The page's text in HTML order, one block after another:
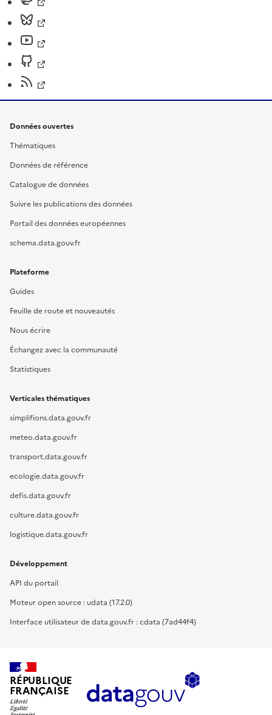
Données ouvertes
Thématiques
Données de référence
Catalogue de données
Suivre les publications des données
Portail des données européennes
schema.data.gouv.fr
Plateforme
Guides
Feuille de route et nouveautés
Nous écrire
Échangez avec la communauté
Statistiques
Verticales thématiques
simplifions.data.gouv.fr
meteo.data.gouv.fr
transport.data.gouv.fr
ecologie.data.gouv.fr
defis.data.gouv.fr
culture.data.gouv.fr
logistique.data.gouv.fr
Développement
API du portail
Moteur open source : udata (17.2.0)
Interface utilisateur de data.gouv.fr : cdata (7ad44f4)
RÉPUBLIQUE
FRANÇAISE